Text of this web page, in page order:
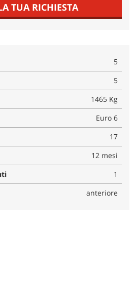
TUA RICHIESTA
5
5
1465 Kg
Euro 6
17
12 mesi
1
anteriore